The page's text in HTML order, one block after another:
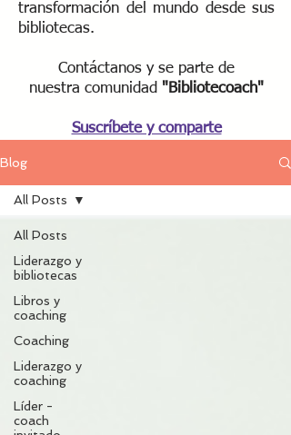
transformación del mundo desde sus
bibliotecas.
Contáctanos y se parte de
nuestra comunidad "Bibliotecoach"​
Suscríbete y comparte
Blog
All Posts
Liderazgo y
bibliotecas
Libros y
coaching
Coaching
Liderazgo y
coaching
Líder -
coach
All Posts